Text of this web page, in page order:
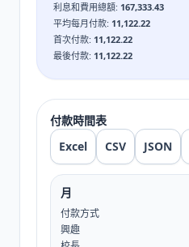
利息和費用總額: 167,333.43
平均每月付款: 11,122.22
首次付款: 11,122.22
最後付款: 11,122.22
付款時間表
Excel
CSV JSON
月
付款方式
興趣